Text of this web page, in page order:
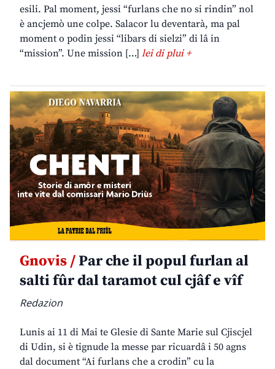
esili. Pal moment, jessi “furlans che no si rindin” nol
è ancjemò une colpe. Salacor lu deventarà, ma pal
moment o podin jessi “libars di sielzi” di lâ in
“mission”. Une mission […] lei di plui +
Gnovis /Par che il popul furlan al
salti fûr dal taramot cul cjâf e vîf
Redazion
Lunis ai 11 di Mai te Glesie di Sante Marie sul Cjiscjel
di Udin, si è tignude la messe par ricuardâ i 50 agns
dal document “Ai furlans che a crodin” cu la